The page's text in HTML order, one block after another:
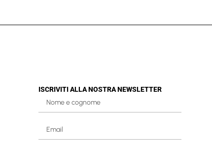
ISCRIVITI ALLA NOSTRA NEWSLETTER